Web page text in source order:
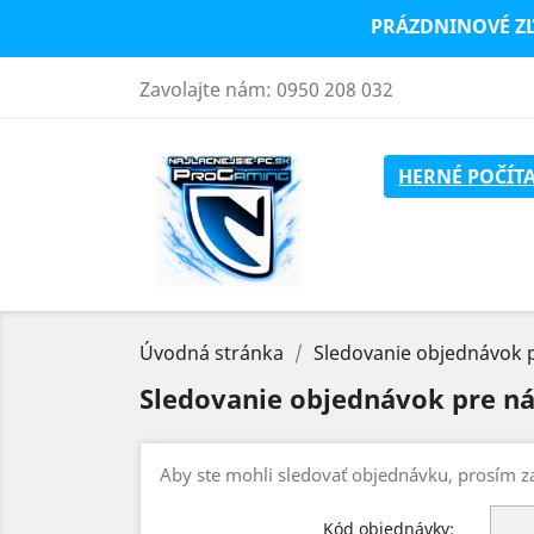
Zavolajte nám: 0950 208 032
HERNÉ
PRÁZDNINOVÉ
Úvodná stránka Sledovanie objednávok
Sledovanie objednávok pre
Aby ste mohli sledovať objednávku, prosím
Kód objednávky: